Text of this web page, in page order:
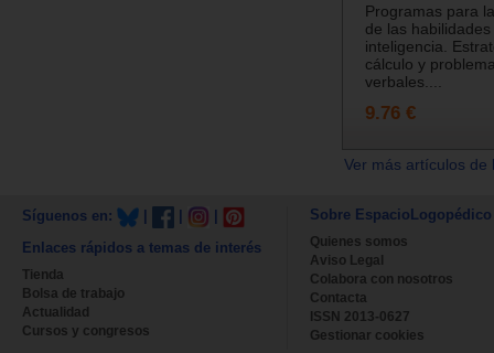
Programas para
de las
inteligencia.
cálculo y
verbales....
9.76 €
Ver más artículos
Síguenos en:
Enlaces rápidos a temas de interés
Tienda
Bolsa de trabajo
Actualidad
Cursos y congresos
Sobre EspacioLogopédico
Quienes somos
Aviso Legal
Colabora con nosotros
Contacta
ISSN 2013-0627
Gestionar cookies